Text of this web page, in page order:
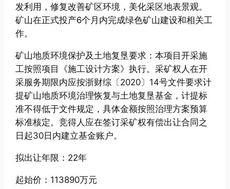
发利用，修复改善矿区环境，美化采区地表景观。
矿山在正式投产6个月内完成绿色矿山建设和相关工
作。
矿山地质环境保护及土地复垦要求：本项目开采施
工按照项目《施工设计方案》执行。采矿权人在开
采服务期限内应按浙财综〔2020〕14号文件要求计
提矿山地质环境治理恢复与土地复垦基金，计提标
准不得低于文件规定，具体金额按照治理方案预算
标准核定。竞得人应在签订采矿权有偿出让合同之
日起30日内建立基金账户。
拟出让年限：22年
起始价：113890万元